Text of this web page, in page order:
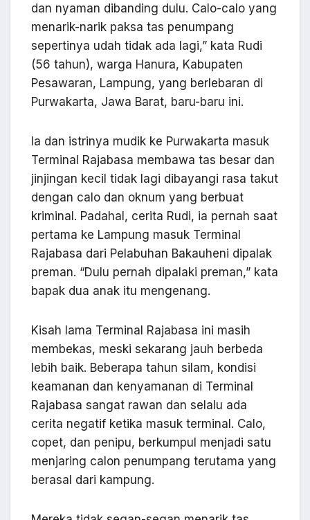
dan nyaman dibanding dulu. Calo-calo yang
menarik-narik paksa tas penumpang
sepertinya udah tidak ada lagi,” kata Rudi
(56 tahun), warga Hanura, Kabupaten
Pesawaran, Lampung, yang berlebaran di
Purwakarta, Jawa Barat, baru-baru ini.
Ia dan istrinya mudik ke Purwakarta masuk
Terminal Rajabasa membawa tas besar dan
jinjingan kecil tidak lagi dibayangi rasa takut
dengan calo dan oknum yang berbuat
kriminal. Padahal, cerita Rudi, ia pernah saat
pertama ke Lampung masuk Terminal
Rajabasa dari Pelabuhan Bakauheni dipalak
preman. “Dulu pernah dipalaki preman,” kata
bapak dua anak itu mengenang.
Kisah lama Terminal Rajabasa ini masih
membekas, meski sekarang jauh berbeda
lebih baik. Beberapa tahun silam, kondisi
keamanan dan kenyamanan di Terminal
Rajabasa sangat rawan dan selalu ada
cerita negatif ketika masuk terminal. Calo,
copet, dan penipu, berkumpul menjadi satu
menjaring calon penumpang terutama yang
berasal dari kampung.